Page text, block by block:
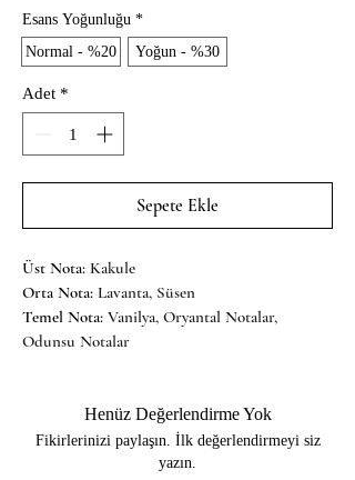
Esans Yoğunluğu *
Normal - %20
Yoğun - %30
Adet *
Sepete Ekle
Üst Nota: Kakule
Orta Nota: Lavanta, Süsen
Temel Nota: Vanilya, Oryantal Notalar,
Odunsu Notalar
Henüz Değerlendirme Yok
Fikirlerinizi paylaşın. İlk değerlendirmeyi siz
yazın.